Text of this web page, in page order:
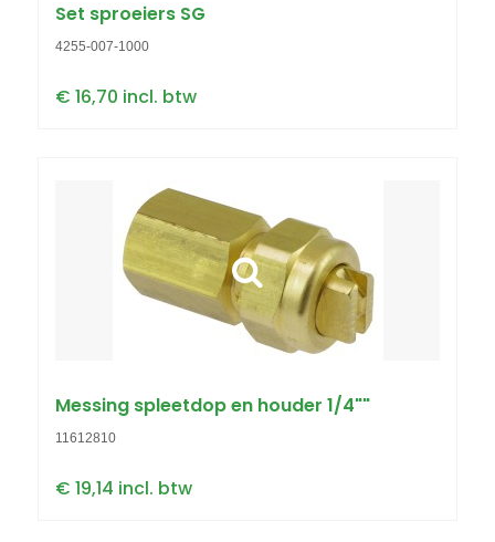
Set sproeiers SG
4255-007-1000
€ 16,70 incl. btw
Messing spleetdop en houder 1/4""
11612810
€ 19,14 incl. btw